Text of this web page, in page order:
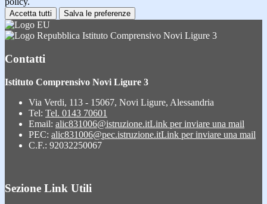
Accetta tutti Salva le preferenze
Istituto Comprensivo Novi Ligure 3
Contatti
Istituto Comprensivo Novi Ligure 3
Via Verdi, 113 - 15067, Novi Ligure, Alessandria
Tel: Tel. 0143 70601
Email: alic831006@istruzione.itLink per inviare una mail
PEC: alic831006@pec.istruzione.itLink per inviare una mail
C.F.: 92032250067
Sezione Link Utili